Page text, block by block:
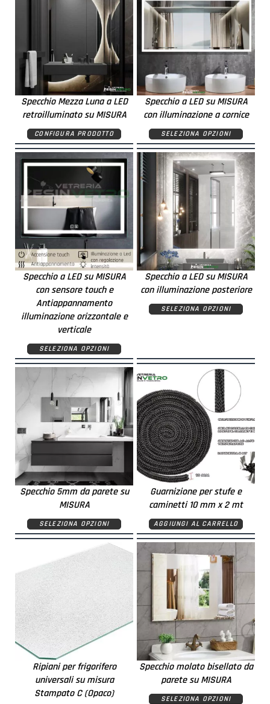
Specchio Mezza Luna a LED
retroilluminato su MISURA
CONFIGURA PRODOTTO
Specchio a LED su MISURA
con illuminazione a cornice
SELEZIONA OPZIONI
Specchio a LED su MISURA
con sensore touch e
Antiappannamento
illuminazione orizzontale e
verticale
SELEZIONA OPZIONI
Specchio a LED su MISURA
con illuminazione posteriore
SELEZIONA OPZIONI
Specchio 5mm da parete su
MISURA
SELEZIONA OPZIONI
Guarnizione per stufe e
caminetti 10 mm x 2 mt
AGGIUNGI AL CARRELLO
Ripiani per frigorifero
universali su misura
Stampato C (Opaco)
Specchio molato bisellato da
parete su MISURA
SELEZIONA OPZIONI